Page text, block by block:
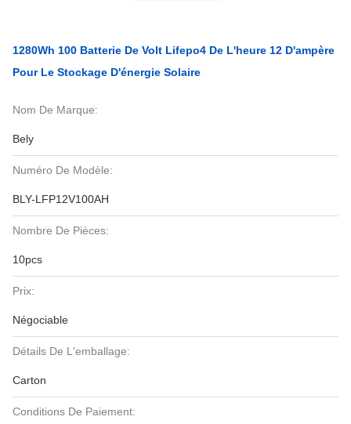
1280Wh 100 Batterie De Volt Lifepo4 De L'heure 12 D'ampère
Pour Le Stockage D'énergie Solaire
Nom De Marque:
Bely
Numéro De Modèle:
BLY-LFP12V100AH
Nombre De Pièces:
10pcs
Prix:
Négociable
Détails De L'emballage:
Carton
Conditions De Paiement: